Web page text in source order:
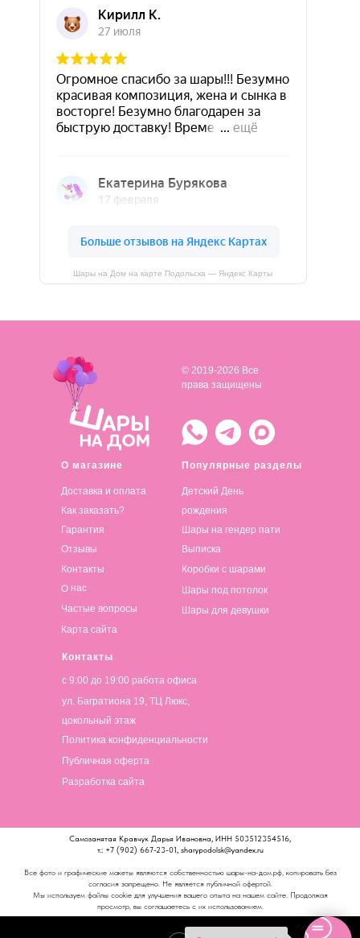
Шары на Дом на карте Подольска — Яндекс Карты
О магазине
Доставка и оплата
Популярные разделы
Детский День
рождения
Контакты
© 2019-2026 Все
права защищены
Как заказать?
Гарантия
Отзывы
Контакты
О нас
Частые вопросы
Карта сайта
Шары на гендер пати
Выписка
Коробки с шарами
Шары под потолок
Шары для девушки
с 9:00 до 19:00 работа офиса
ул. Багратиона 19, ТЦ Люкс,
цокольный этаж
Политика конфиденциальности
Публичная оферта
Разработка сайта
Самозанятая Кравчук Дарья Ивановна, ИНН 503512354516,
т.: +7 (902) 667-23-01, sharypodolsk@yandex.ru
Все фото и графические макеты являются собственностью шары-на-дом.рф, копировать без
согласия запрещено. Не является публичной офертой.
Мы используем файлы cookie для улучшения вашего опыта на нашем сайте. Продолжая
просмотр, вы соглашаетесь с их использованием.